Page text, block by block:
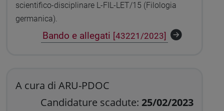
scientifico-disciplinare L-FIL-LET/15 (Filologia
germanica).
Bando e allegati [43221/2023]
A cura di ARU-PDOC
Candidature scadute: 25/02/2023